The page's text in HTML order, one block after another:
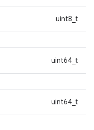
uint8_t
uint64_t
uint64_t